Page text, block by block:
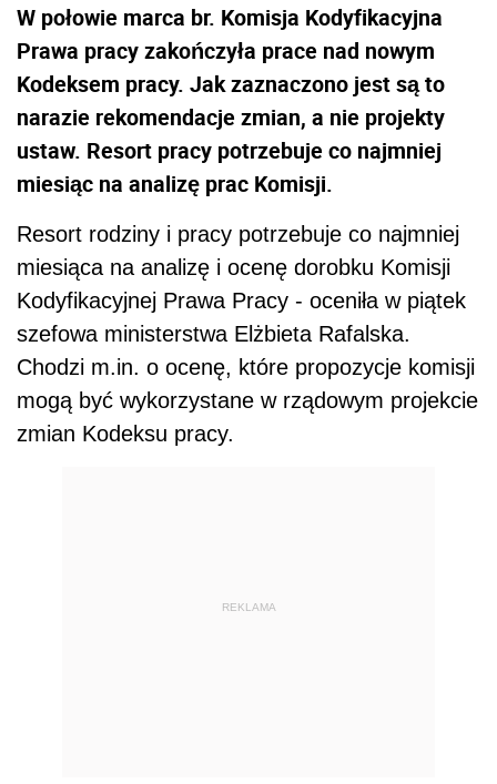
W połowie marca br. Komisja Kodyfikacyjna
Prawa pracy zakończyła prace nad nowym
Kodeksem pracy. Jak zaznaczono jest są to
narazie rekomendacje zmian, a nie projekty
ustaw. Resort pracy potrzebuje co najmniej
miesiąc na analizę prac Komisji.
Resort rodziny i pracy potrzebuje co najmniej
miesiąca na analizę i ocenę dorobku Komisji
Kodyfikacyjnej Prawa Pracy - oceniła w piątek
szefowa ministerstwa Elżbieta Rafalska.
Chodzi m.in. o ocenę, które propozycje komisji
mogą być wykorzystane w rządowym projekcie
zmian Kodeksu pracy.
REKLAMA